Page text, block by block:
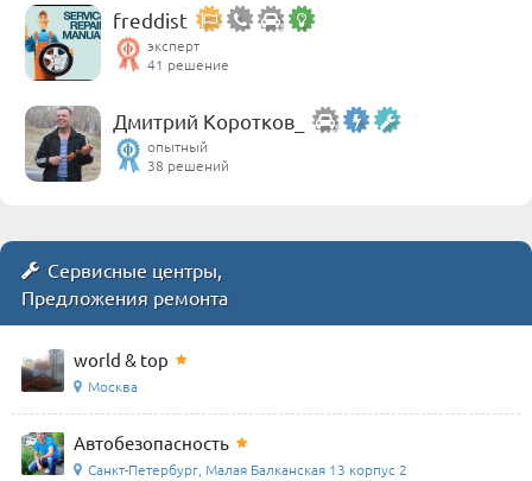
freddist
эксперт
41 решение
Дмитрий Коротков_
опытный
38 решений
Сервисные центры,
Предложения ремонта
world & top
Москва
Автобезопасность
Санкт-Петербург, Малая Балканская 13 корпус 2